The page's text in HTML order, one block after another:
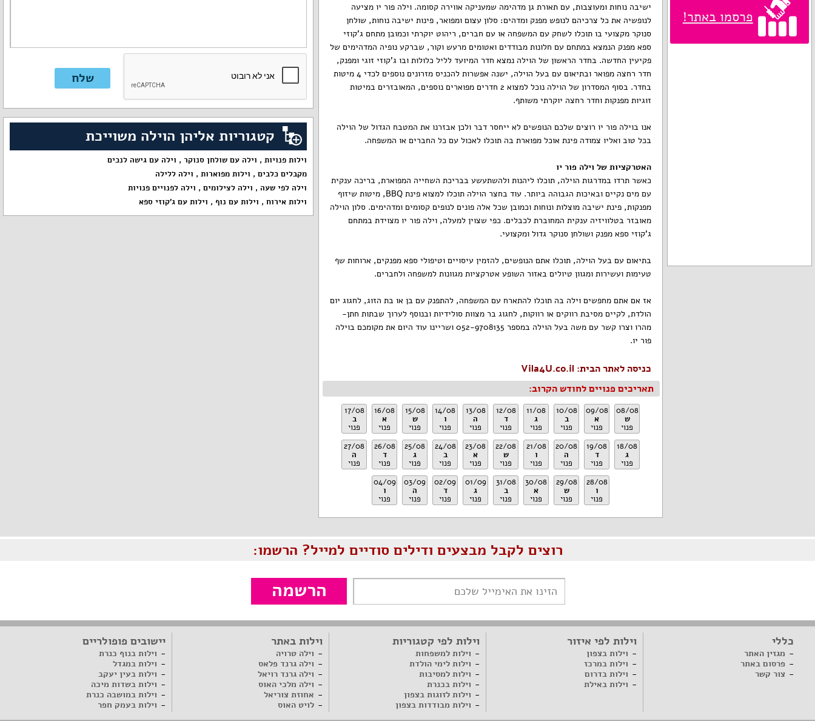
פרסמו באתר!
ישיבה נוחות ומעוצבות, עם תאורת גן מדהימה שמעניקה אווירה קסומה. וילה פור יו מציעה
לנופשיה את כל צרכיהם לנופש מפנק ומדהים: סלון עצום ומפואר, פינות ישיבה נוחות, שולחן
סנוקר מקצועי בו תוכלו לשחק עם המשפחה או עם חברים, ריהוט יוקרתי וכמובן מתחם ג'קוזי
ספא מפנק הנמצא במתחם עם חלונות מבודדים ואטומים מרעש וקור, שברקע נופיה המדהימים של
פקיעין החדשה. בחדר הראשון של הוילה נמצא חדר המיועד לליל כלולות ובו ג'קוזי זוגי ומפנק,
חדר רחצה מפואר ובתיאום עם בעל הוילה, ישנה אפשרות להכניס מזרונים נוספים לכדי 4 מיטות
בחדר. בסוף המסדרון של הוילה נוכל למצוא 2 חדרים מפוארים נוספים, המאובזרים במיטות
זוגיות מפנקות וחדר רחצה יוקרתי משותף.
אנו בוילה פור יו רוצים שלכם הנופשים לא ייחסר דבר ולכן אבזרנו את המטבח הגדול של הוילה
בכל טוב ואליו צמודה פינת אוכל מפוארת בה תוכלו לאכול עם כל החברים או המשפחה.
האטרקציות של וילה פור יו
כאשר תרדו במדרגות הוילה, תוכלו ליהנות ולהשתעשע בבריכת השחייה המפוארת, בריכה ענקית
עם מים נקיים ובאיכות הגבוהה ביותר. עוד בחצר הוילה תוכלו למצוא פינת BBQ, מיטות שיזוף
מפנקות, פינת ישיבה מוצלות ונוחות וכמובן שכל אלה פונים לנופים קסומים ומדהימים. סלון הוילה
מאובזר בטלוויזיה ענקית המחוברת לכבלים. כפי שצוין למעלה, וילה פור יו מצוידת במתחם
ג'קוזי ספא מפנק ושולחן סנוקר גדול ומקצועי.
בתיאום עם בעל הוילה, תוכלו אתם הנופשים, להזמין עיסויים וטיפולי ספא מפנקים, ארוחות שף
טעימות ועשירות ומגוון טיולים באזור השופע אטרקציות מגוונות למשפחה ולחברים.
אז אם אתם מחפשים וילה בה תוכלו להתארח עם המשפחה, להתפנק עם בן או בת הזוג, לחגוג יום
הולדת, לקיים מסיבת רווקים או רווקות, לחגוג בר מצוות סולידיות ובנוסף לערוך שבתות חתן-
מהרו וצרו קשר עם משה בעל הוילה במספר 052-9708135 ושריינו עוד היום את מקומכם בוילה
פור יו.
כניסה לאתר הבית: Vila4U.co.il
תאריכים פנויים לחודש הקרוב:
08/08
ש
פנוי
09/08
א
פנוי
10/08
ב
פנוי
11/08
ג
פנוי
12/08
ד
פנוי
13/08
ה
פנוי
14/08
ו
פנוי
15/08
ש
פנוי
16/08
א
פנוי
17/08
ב
פנוי
18/08
ג
פנוי
19/08
ד
פנוי
20/08
ה
פנוי
21/08
ו
פנוי
22/08
ש
פנוי
23/08
א
פנוי
24/08
ב
פנוי
25/08
ג
פנוי
26/08
ד
פנוי
27/08
ה
פנוי
28/08
ו
פנוי
29/08
ש
פנוי
30/08
א
פנוי
31/08
ב
פנוי
01/09
ג
פנוי
02/09
ד
פנוי
03/09
ה
פנוי
04/09
ו
פנוי
קטגוריות אליהן הוילה משוייכת
וילות פנויות, וילה עם שולחן סנוקר, וילה עם גישה לנכים
מקבלים כלבים, וילות מפוארות, וילה ללילה
וילה לפי שעה, וילה לצילומים, וילה לפנויים פנויות
וילות אירוח, וילות עם נוף, וילות עם ג'קוזי ספא
רוצים לקבל מבצעים ודילים סודיים למייל? הרשמו:
הרשמה
כללי
מגזין האתר
פרסום באתר
צור קשר
וילות לפי איזור
וילות בצפון
וילות במרכז
וילות בדרום
וילות באילת
וילות לפי קטגוריות
וילות למשפחות
וילות לימי הולדת
וילות למסיבות
וילות בכנרת
וילות לזוגות בצפון
וילות מבודדות בצפון
וילות באתר
וילה טרויה
וילה גרנד פלאס
וילה גרנד רויאל
וילה מלכי האוס
אחוזת צוריאל
לויט האוס
יישובים פופולריים
וילות בנוף כנרת
וילות במגדל
וילות בעין יעקב
וילות בשדות מיכה
וילות במושבה כנרת
וילות בעמק חפר